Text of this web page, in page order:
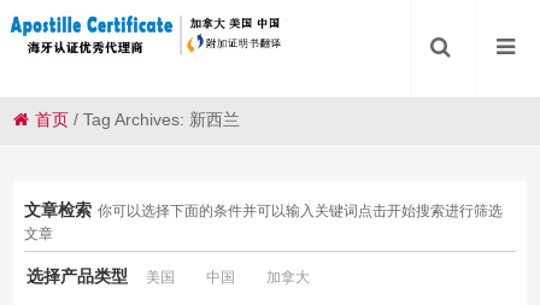
首页 /Tag Archives: 新西兰
文章检索 你可以选择下面的条件并可以输入关键词点击开始搜索进行筛选
文章
选择产品类型 美国 中国 加拿大